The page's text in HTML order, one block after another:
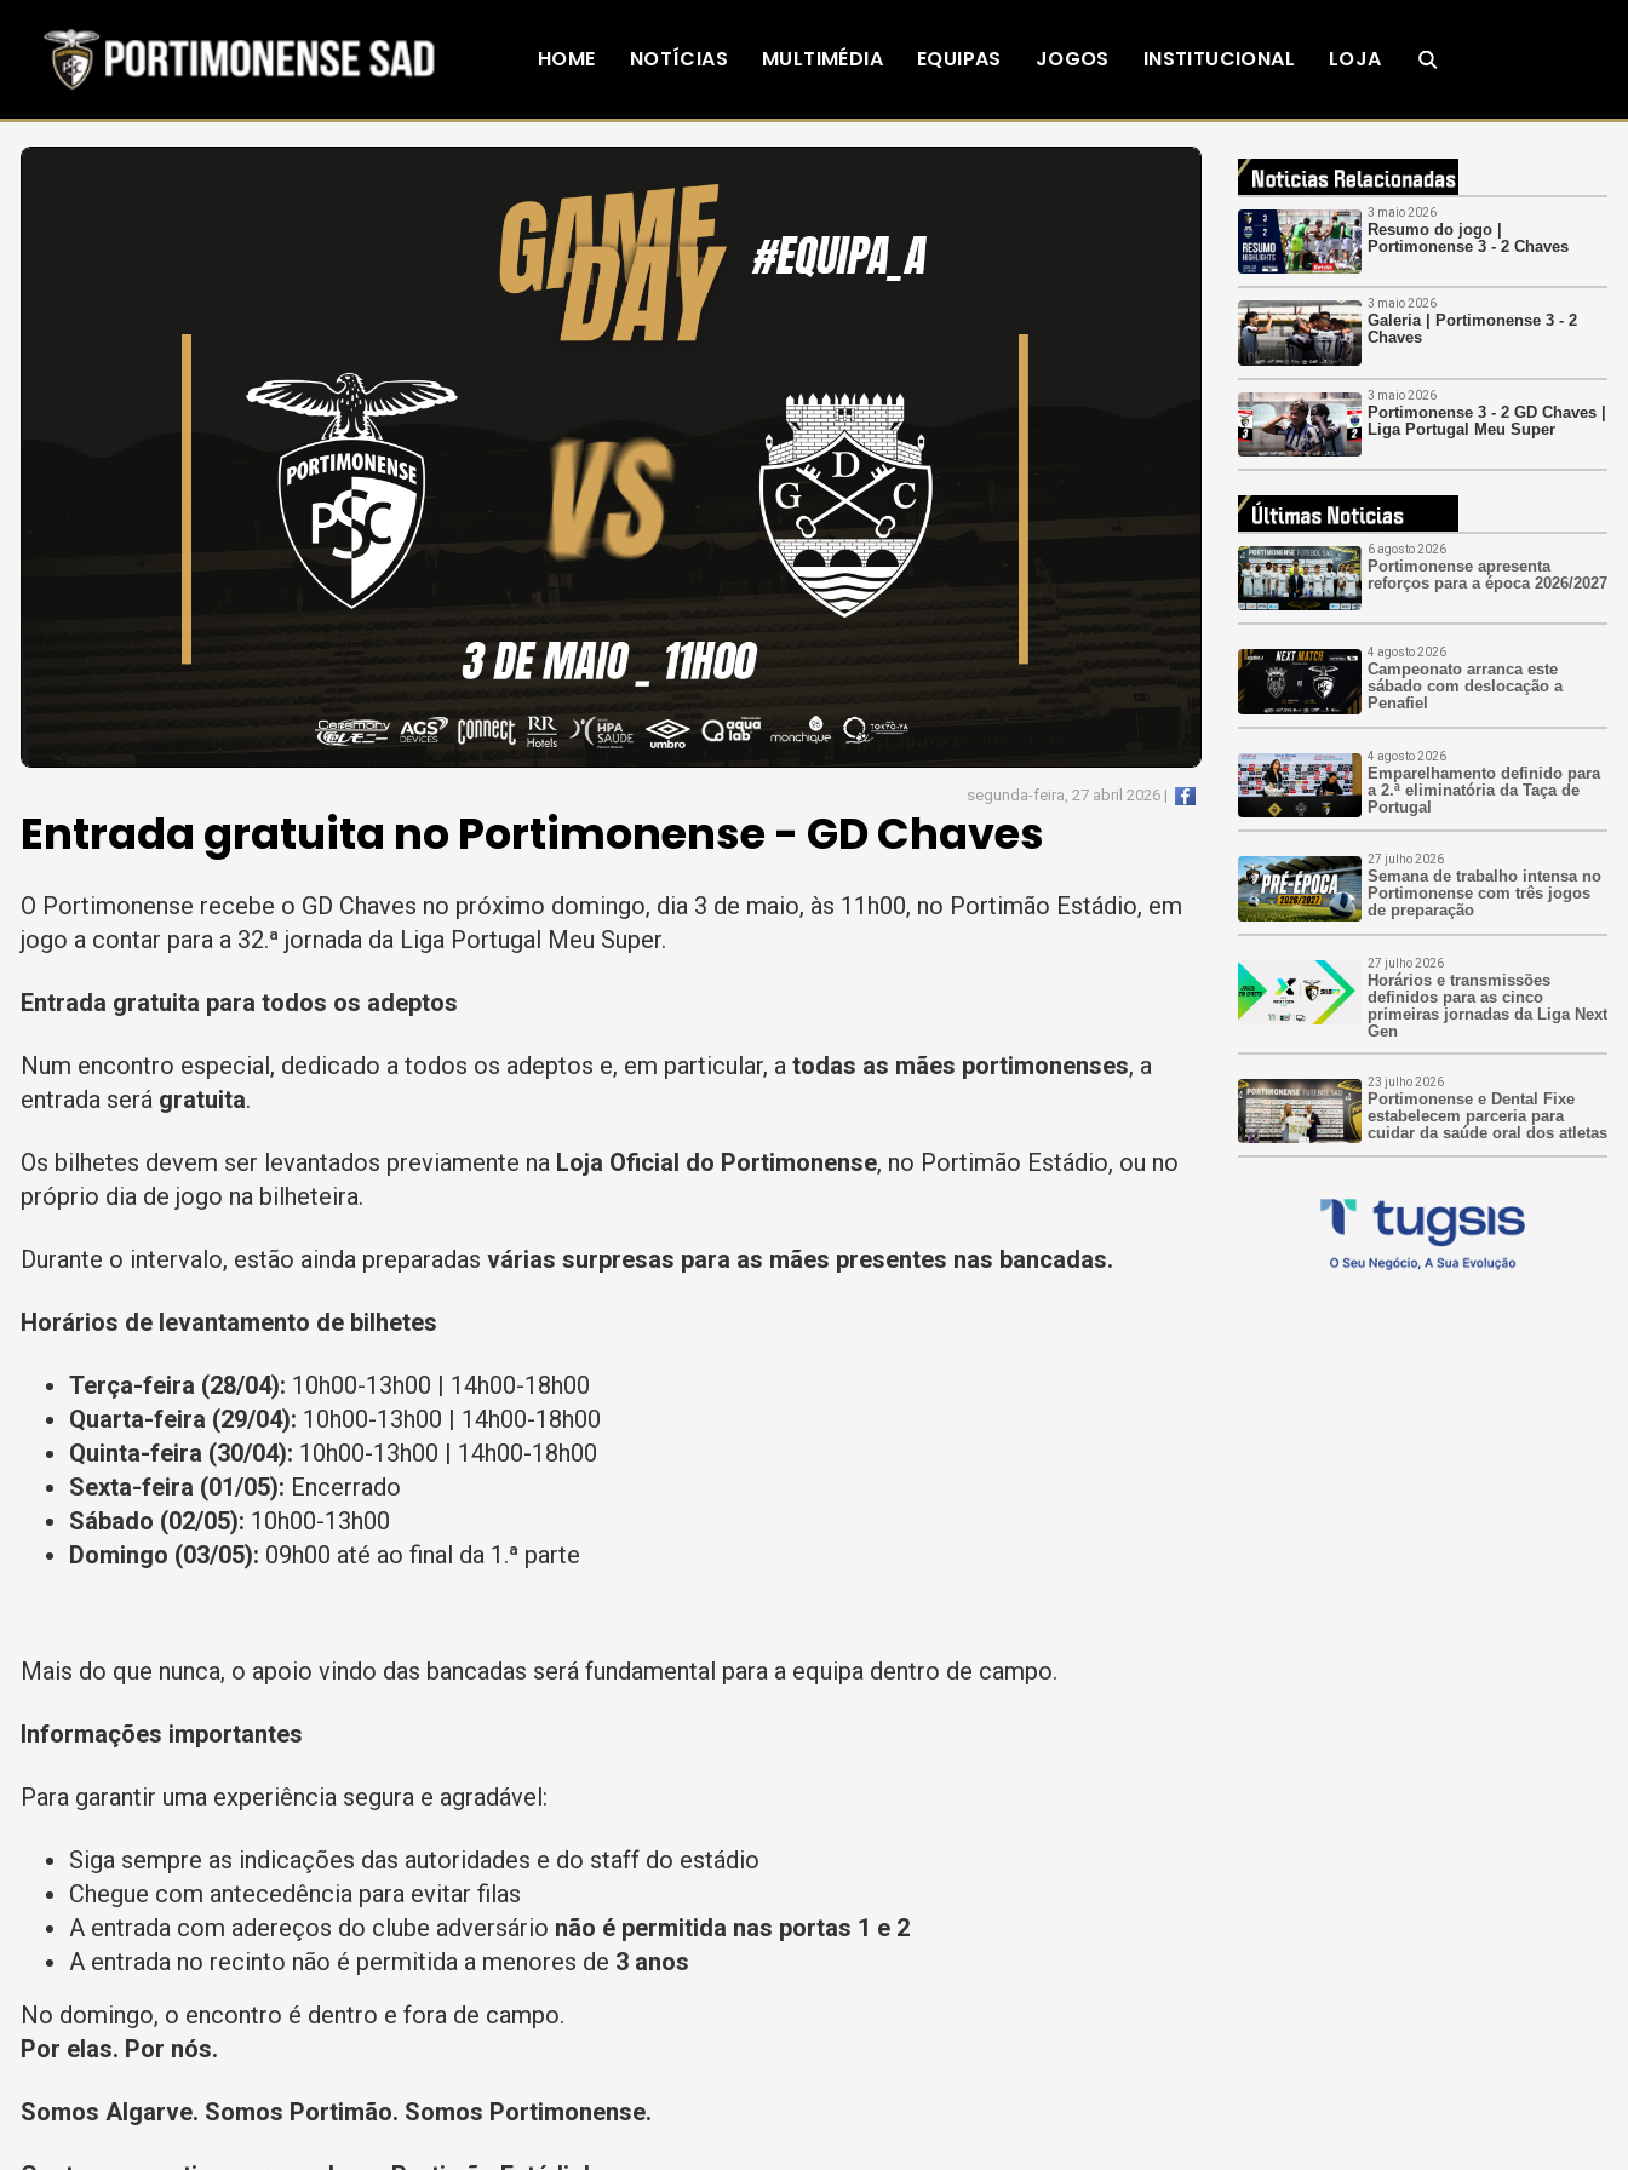
HOME NOTÍCIAS MULTIMÉDIA EQUIPAS JOGOS INSTITUCIONAL LOJA
segunda-feira, 27 abril 2026 |
Entrada gratuita no Portimonense - GD Chaves
O Portimonense recebe o GD Chaves no próximo domingo, dia 3 de maio, às 11h00, no Portimão Estádio, em
jogo a contar para a 32.ª jornada da Liga Portugal Meu Super.
Entrada gratuita para todos os adeptos
Num encontro especial, dedicado a todos os adeptos e, em particular, a todas as mães portimonenses, a
entrada será gratuita.
Os bilhetes devem ser levantados previamente na Loja Oficial do Portimonense, no Portimão Estádio, ou no
próprio dia de jogo na bilheteira.
Durante o intervalo, estão ainda preparadas várias surpresas para as mães presentes nas bancadas.
Horários de levantamento de bilhetes
Terça-feira (28/04): 10h00-13h00 | 14h00-18h00
Quarta-feira (29/04): 10h00-13h00 | 14h00-18h00
Quinta-feira (30/04): 10h00-13h00 | 14h00-18h00
Sexta-feira (01/05): Encerrado
Sábado (02/05): 10h00-13h00
Domingo (03/05): 09h00 até ao final da 1.ª parte
Mais do que nunca, o apoio vindo das bancadas será fundamental para a equipa dentro de campo.
Informações importantes
Para garantir uma experiência segura e agradável:
Siga sempre as indicações das autoridades e do staff do estádio
Chegue com antecedência para evitar filas
A entrada com adereços do clube adversário não é permitida nas portas 1 e 2
A entrada no recinto não é permitida a menores de 3 anos
No domingo, o encontro é dentro e fora de campo.
Por elas. Por nós.
Somos Algarve. Somos Portimão. Somos Portimonense.
3 maio 2026
Resumo do jogo |
Portimonense 3 - 2 Chaves
3 maio 2026
Galeria | Portimonense 3 - 2
Chaves
3 maio 2026
Portimonense 3 - 2 GD Chaves |
Liga Portugal Meu Super
6 agosto 2026
Portimonense apresenta
reforços para a época 2026/2027
4 agosto 2026
Campeonato arranca este
sábado com deslocação a
Penafiel
4 agosto 2026
Emparelhamento definido para
a 2.ª eliminatória da Taça de
Portugal
27 julho 2026
Semana de trabalho intensa no
Portimonense com três jogos
de preparação
27 julho 2026
Horários e transmissões
definidos para as cinco
primeiras jornadas da Liga Next
Gen
23 julho 2026
Portimonense e Dental Fixe
estabelecem parceria para
cuidar da saúde oral dos atletas